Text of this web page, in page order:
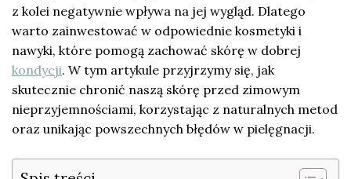
z kolei negatywnie wpływa na jej wygląd. Dlatego
warto zainwestować w odpowiednie kosmetyki i
nawyki, które pomogą zachować skórę w dobrej
kondycji. W tym artykule przyjrzymy się, jak
skutecznie chronić naszą skórę przed zimowym
nieprzyjemnościami, korzystając z naturalnych metod
oraz unikając powszechnych błędów w pielęgnacji.